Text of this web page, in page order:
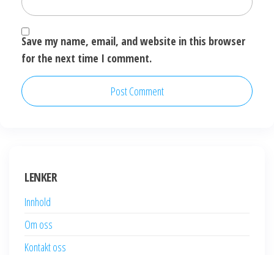
Save my name, email, and website in this browser
for the next time I comment.
LENKER
Innhold
Om oss
Kontakt oss